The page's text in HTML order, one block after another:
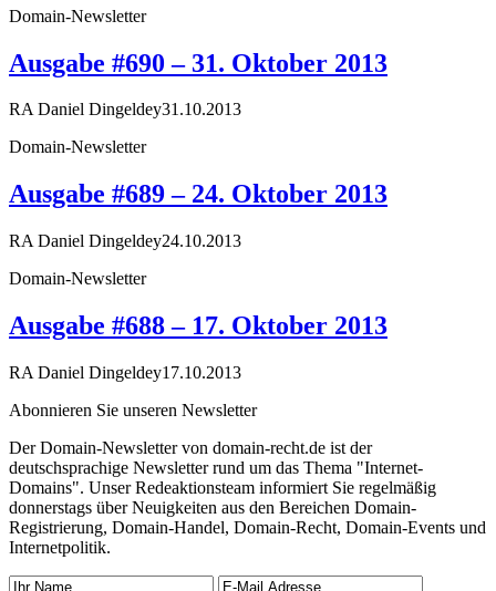
Domain-Newsletter
Ausgabe #690 – 31. Oktober 2013
RA Daniel Dingeldey31.10.2013
Domain-Newsletter
Ausgabe #689 – 24. Oktober 2013
RA Daniel Dingeldey24.10.2013
Domain-Newsletter
Ausgabe #688 – 17. Oktober 2013
RA Daniel Dingeldey17.10.2013
Abonnieren Sie unseren Newsletter
Der Domain-Newsletter von domain-recht.de ist der
deutschsprachige Newsletter rund um das Thema "Internet-
Domains". Unser Redeaktionsteam informiert Sie regelmäßig
donnerstags über Neuigkeiten aus den Bereichen Domain-
Registrierung, Domain-Handel, Domain-Recht, Domain-Events und
Internetpolitik.